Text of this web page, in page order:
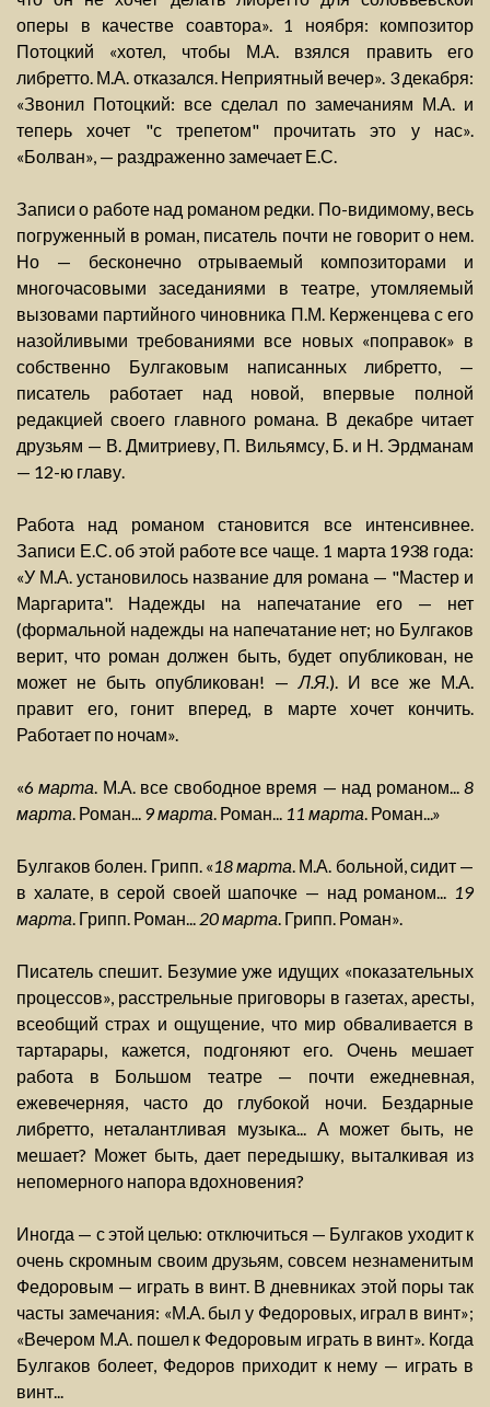
оперы в качестве соавтора». 1 ноября: композитор
Потоцкий «хотел, чтобы М.А. взялся править его
либретто. М.А. отказался. Неприятный вечер». 3 декабря:
«Звонил Потоцкий: все сделал по замечаниям М.А. и
теперь хочет "с трепетом" прочитать это у нас».
«Болван», — раздраженно замечает Е.С.
Записи о работе над романом редки. По-видимому, весь
погруженный в роман, писатель почти не говорит о нем.
Но — бесконечно отрываемый композиторами и
многочасовыми заседаниями в театре, утомляемый
вызовами партийного чиновника П.М. Керженцева с его
назойливыми требованиями все новых «поправок» в
собственно Булгаковым написанных либретто, —
писатель работает над новой, впервые полной
редакцией своего главного романа. В декабре читает
друзьям — В. Дмитриеву, П. Вильямсу, Б. и Н. Эрдманам
— 12-ю главу.
Работа над романом становится все интенсивнее.
Записи Е.С. об этой работе все чаще. 1 марта 1938 года:
«У М.А. установилось название для романа — "Мастер и
Маргарита". Надежды на напечатание его — нет
(формальной надежды на напечатание нет; но Булгаков
верит, что роман должен быть, будет опубликован, не
может не быть опубликован! —Л.Я.). И все же М.А.
правит его, гонит вперед, в марте хочет кончить.
Работает по ночам».
«6марта. М.А. все свободное время — над романом...8
марта. Роман... 9 марта. Роман... 11 марта. Роман...»
Булгаков болен. Грипп. «18 марта. М.А. больной, сидит —
в халате, в серой своей шапочке — над романом... 19
марта. Грипп. Роман... 20 марта. Грипп. Роман».
Писатель спешит. Безумие уже идущих «показательных
процессов», расстрельные приговоры в газетах, аресты,
всеобщий страх и ощущение, что мир обваливается в
тартарары, кажется, подгоняют его. Очень мешает
работа в Большом театре — почти ежедневная,
ежевечерняя, часто до глубокой ночи. Бездарные
либретто, неталантливая музыка... А может быть, не
мешает? Может быть, дает передышку, выталкивая из
непомерного напора вдохновения?
Иногда — с этой целью: отключиться — Булгаков уходит к
очень скромным своим друзьям, совсем незнаменитым
Федоровым — играть в винт. В дневниках этой поры так
часты замечания: «М.А. был у Федоровых, играл в винт»;
«Вечером М.А. пошел к Федоровым играть в винт». Когда
Булгаков болеет, Федоров приходит к нему — играть в
винт...